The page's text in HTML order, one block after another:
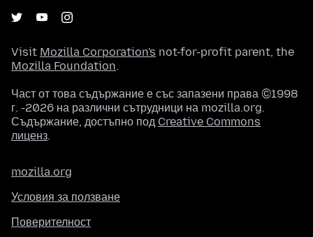
Visit Mozilla Corporation's not-for-profit parent, the
Mozilla Foundation.
Част от това съдържание е със запазени права ©1998
г. -2026 на различни сътрудници на mozilla.org.
Съдържание, достъпно под Creative Commons
лиценз.
mozilla.org
Условия за ползване
Поверителност